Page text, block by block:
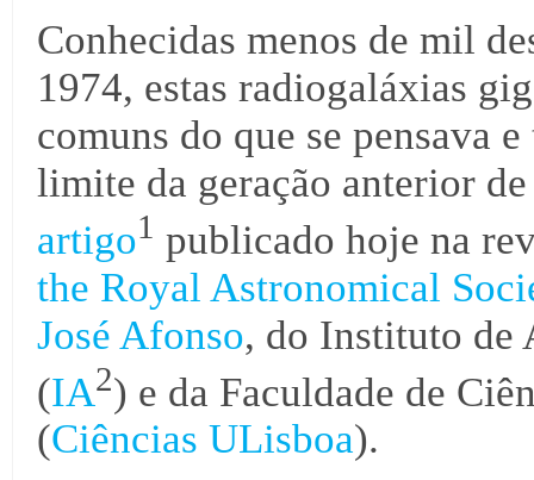
Conhecidas menos de mil
1974, estas radiogaláxias
comuns do que se pensava
limite da geração anterior
artigo1 publicado hoje na
the Royal Astronomical
José Afonso, do Instituto de
(IA2) e da Faculdade de
(Ciências ULisboa).